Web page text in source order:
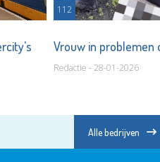
112
Vrouw in
Redactie - 28-01-2026
Alle bedrijven